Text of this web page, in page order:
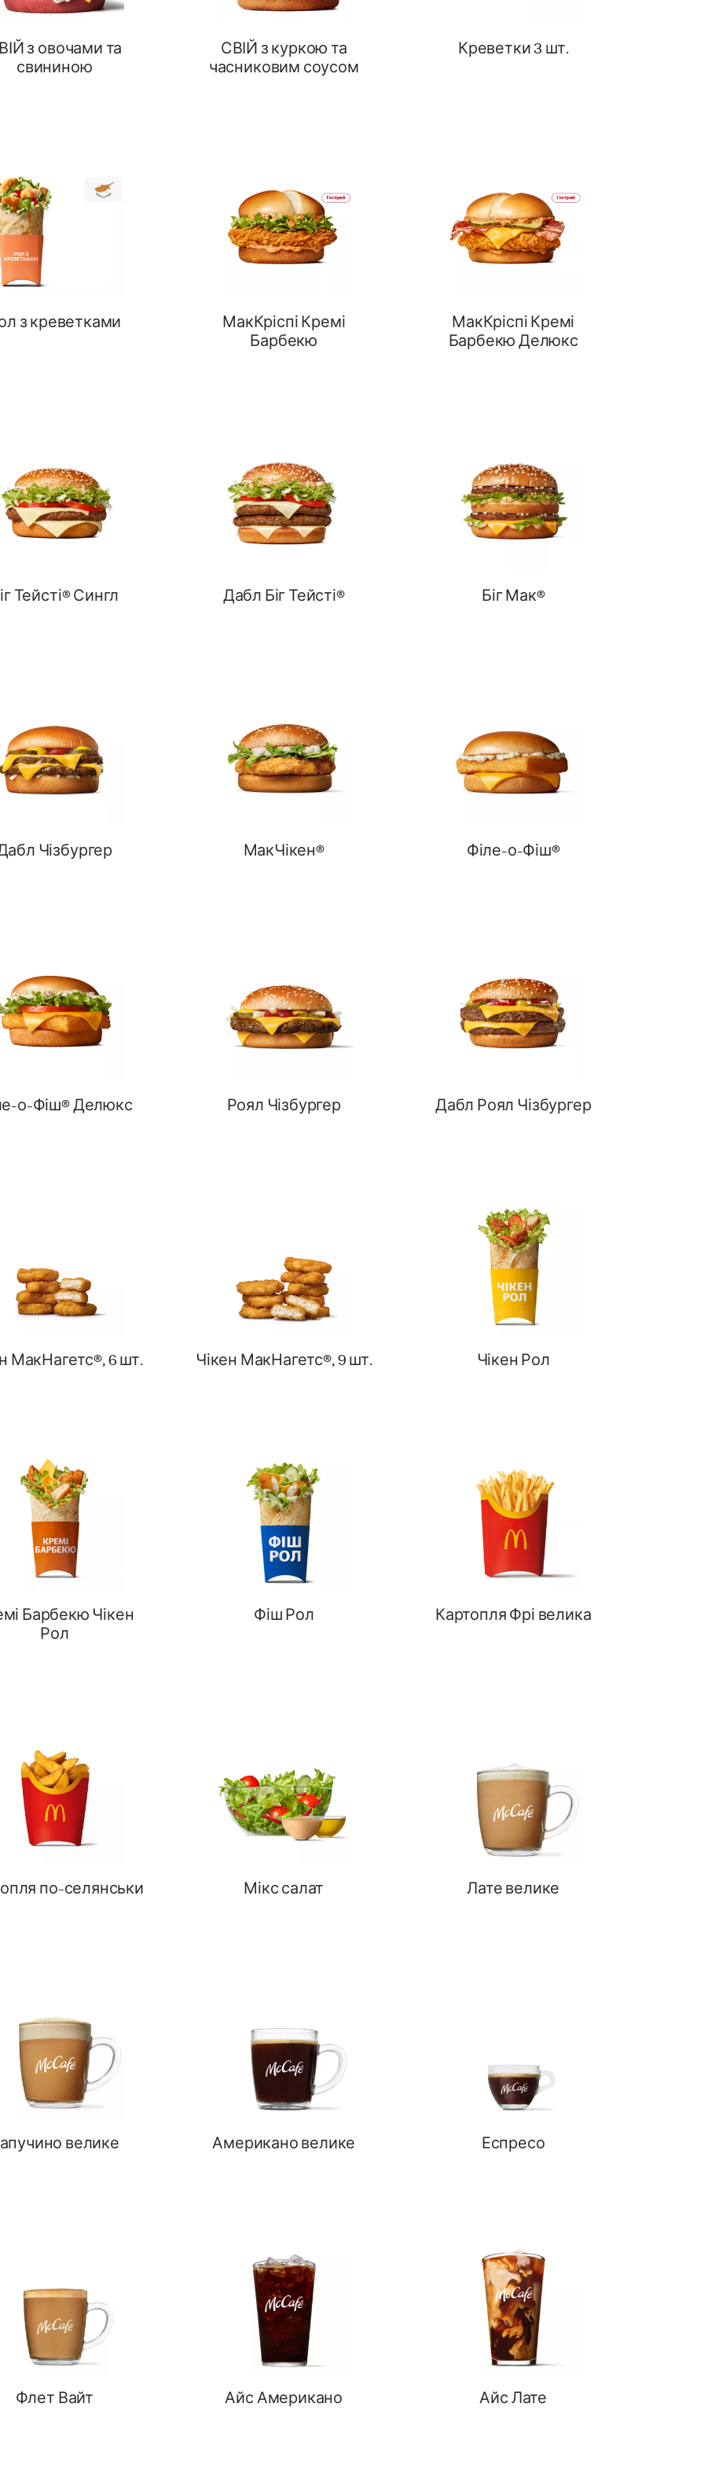
з овочами та
свининою
СВІЙ з куркою та
часниковим соусом
Креветки 3 шт.
з креветками
МакКріспі Кремі
Барбекю
МакКріспі Кремі
Барбекю Делюкс
Тейсті® Сингл Дабл Біг Тейсті® Біг Мак®
Чізбургер МакЧікен® Філе-о-Фіш®
о-Фіш® Делюкс Роял Чізбургер Дабл Роял Чізбургер
МакНагетс®, 6 шт. Чікен МакНагетс®, 9 шт. Чікен Рол
Барбекю Чікен
Рол
Фіш Рол Картопля Фрі велика
по-селянськи Мікс салат Лате велике
велике Американо велике Еспресо
Флет Вайт Айс Американо Айс Лате